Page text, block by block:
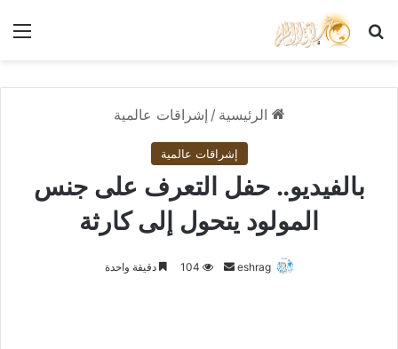
بحث عن
الرئيسية / إشراقات عالمية
إشراقات عالمية
بالفيديو.. حفل التعرف على جنس
المولود يتحول إلى كارثة
eshrag
أرسل 104 دقيقة واحدة